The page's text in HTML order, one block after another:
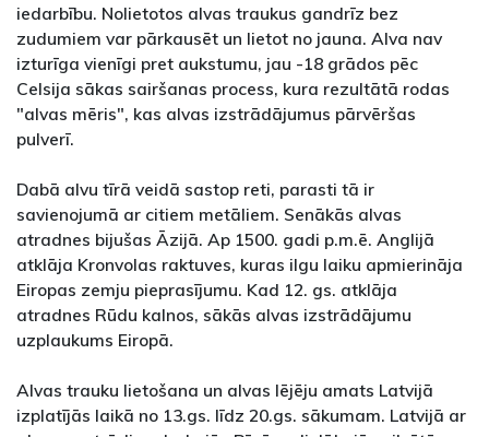
iedarbību. Nolietotos alvas traukus gandrīz bez
zudumiem var pārkausēt un lietot no jauna. Alva nav
izturīga vienīgi pret aukstumu, jau -18 grādos pēc
Celsija sākas sairšanas process, kura rezultātā rodas
"alvas mēris", kas alvas izstrādājumus pārvēršas
pulverī.
Dabā alvu tīrā veidā sastop reti, parasti tā ir
savienojumā ar citiem metāliem. Senākās alvas
atradnes bijušas Āzijā. Ap 1500. gadi p.m.ē. Anglijā
atklāja Kronvolas raktuves, kuras ilgu laiku apmierināja
Eiropas zemju pieprasījumu. Kad 12. gs. atklāja
atradnes Rūdu kalnos, sākās alvas izstrādājumu
uzplaukums Eiropā.
Alvas trauku lietošana un alvas lējēju amats Latvijā
izplatījās laikā no 13.gs. līdz 20.gs. sākumam. Latvijā ar